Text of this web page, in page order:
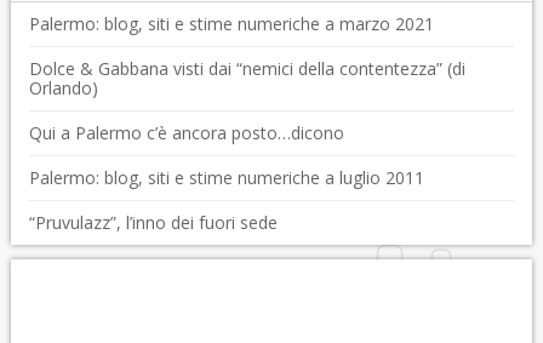
Palermo: blog, siti e stime numeriche a marzo 2021
Dolce & Gabbana visti dai “nemici della contentezza” (di
Orlando)
Qui a Palermo c’è ancora posto…dicono
Palermo: blog, siti e stime numeriche a luglio 2011
“Pruvulazz”, l’inno dei fuori sede